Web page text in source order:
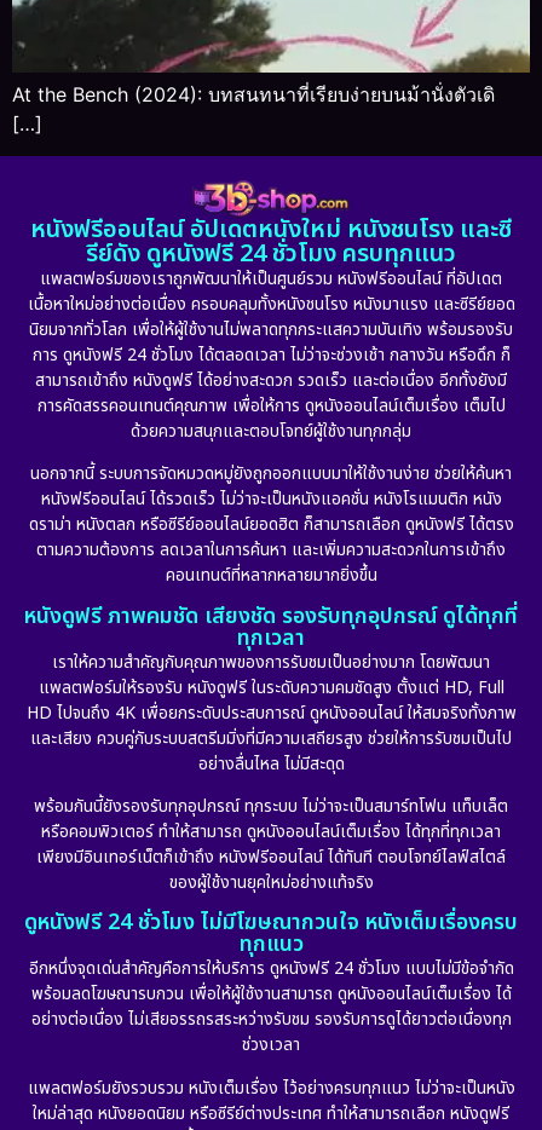
At the Bench (2024): บทสนทนาที่เรียบง่ายบนม้านั่งตัวเดิ
[…]
หนังฟรีออนไลน์ อัปเดตหนังใหม่ หนังชนโรง และซี
รีย์ดัง ดูหนังฟรี 24 ชั่วโมง ครบทุกแนว
แพลตฟอร์มของเราถูกพัฒนาให้เป็นศูนย์รวม หนังฟรีออนไลน์ ที่อัปเดต
เนื้อหาใหม่อย่างต่อเนื่อง ครอบคลุมทั้งหนังชนโรง หนังมาแรง และซีรีย์ยอด
นิยมจากทั่วโลก เพื่อให้ผู้ใช้งานไม่พลาดทุกกระแสความบันเทิง พร้อมรองรับ
การ ดูหนังฟรี 24 ชั่วโมง ได้ตลอดเวลา ไม่ว่าจะช่วงเช้า กลางวัน หรือดึก ก็
สามารถเข้าถึง หนังดูฟรี ได้อย่างสะดวก รวดเร็ว และต่อเนื่อง อีกทั้งยังมี
การคัดสรรคอนเทนต์คุณภาพ เพื่อให้การ ดูหนังออนไลน์เต็มเรื่อง เต็มไป
ด้วยความสนุกและตอบโจทย์ผู้ใช้งานทุกกลุ่ม
นอกจากนี้ ระบบการจัดหมวดหมู่ยังถูกออกแบบมาให้ใช้งานง่าย ช่วยให้ค้นหา
หนังฟรีออนไลน์ ได้รวดเร็ว ไม่ว่าจะเป็นหนังแอคชั่น หนังโรแมนติก หนัง
ดราม่า หนังตลก หรือซีรีย์ออนไลน์ยอดฮิต ก็สามารถเลือก ดูหนังฟรี ได้ตรง
ตามความต้องการ ลดเวลาในการค้นหา และเพิ่มความสะดวกในการเข้าถึง
คอนเทนต์ที่หลากหลายมากยิ่งขึ้น
หนังดูฟรี ภาพคมชัด เสียงชัด รองรับทุกอุปกรณ์ ดูได้ทุกที่
ทุกเวลา
เราให้ความสำคัญกับคุณภาพของการรับชมเป็นอย่างมาก โดยพัฒนา
แพลตฟอร์มให้รองรับ หนังดูฟรี ในระดับความคมชัดสูง ตั้งแต่ HD, Full
HD ไปจนถึง 4K เพื่อยกระดับประสบการณ์ ดูหนังออนไลน์ ให้สมจริงทั้งภาพ
และเสียง ควบคู่กับระบบสตรีมมิ่งที่มีความเสถียรสูง ช่วยให้การรับชมเป็นไป
อย่างลื่นไหล ไม่มีสะดุด
พร้อมกันนี้ยังรองรับทุกอุปกรณ์ ทุกระบบ ไม่ว่าจะเป็นสมาร์ทโฟน แท็บเล็ต
หรือคอมพิวเตอร์ ทำให้สามารถ ดูหนังออนไลน์เต็มเรื่อง ได้ทุกที่ทุกเวลา
เพียงมีอินเทอร์เน็ตก็เข้าถึง หนังฟรีออนไลน์ ได้ทันที ตอบโจทย์ไลฟ์สไตล์
ของผู้ใช้งานยุคใหม่อย่างแท้จริง
ดูหนังฟรี 24 ชั่วโมง ไม่มีโฆษณากวนใจ หนังเต็มเรื่องครบ
ทุกแนว
อีกหนึ่งจุดเด่นสำคัญคือการให้บริการ ดูหนังฟรี 24 ชั่วโมง แบบไม่มีข้อจำกัด
พร้อมลดโฆษณารบกวน เพื่อให้ผู้ใช้งานสามารถ ดูหนังออนไลน์เต็มเรื่อง ได้
อย่างต่อเนื่อง ไม่เสียอรรถรสระหว่างรับชม รองรับการดูได้ยาวต่อเนื่องทุก
ช่วงเวลา
แพลตฟอร์มยังรวบรวม หนังเต็มเรื่อง ไว้อย่างครบทุกแนว ไม่ว่าจะเป็นหนัง
ใหม่ล่าสุด หนังยอดนิยม หรือซีรีย์ต่างประเทศ ทำให้สามารถเลือก หนังดูฟรี